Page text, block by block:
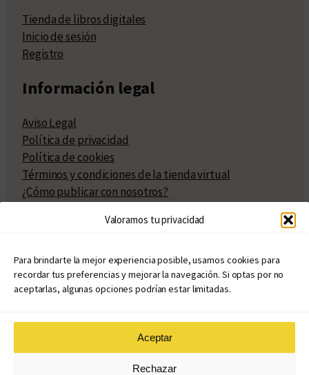
Valoramos tu privacidad
Para brindarte la mejor experiencia posible, usamos cookies para
recordar tus preferencias y mejorar la navegación. Si optas por no
aceptarlas, algunas opciones podrían estar limitadas.
Aceptar
Rechazar
Tienda de libros digitales
Inicio de sesión
Registro
Información legal
Aviso Legal
Política de privacidad
Política de cookies
Términos y condiciones de la tienda virtual
¿Cómo publicar con nosotros?
Políticas de publicación
Políticas de coedición
Atribuciones